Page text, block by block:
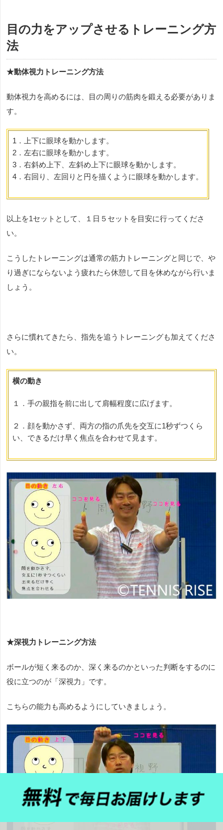
目の力をアップさせるトレーニング方
法
★動体視力トレーニング方法
動体視力を高めるには、目の周りの筋肉を鍛える必要がありま
す。
1．上下に眼球を動かします。
2 ．左右に眼球を動かします。
3 ．右斜め上下、左斜め上下に眼球を動かします。
4 ．右回り、左回りと円を描くように眼球を動かします。
以上を1セットとして、１日５セットを目安に行ってくださ
い。
こうしたトレーニングは通常の筋力トレーニングと同じで、や
り過ぎにならないよう疲れたら休憩して目を休めながら行いま
しょう。
さらに慣れてきたら、指先を追うトレーニングも加えてくださ
い。
横の動き
１．手の親指を前に出して肩幅程度に広げます。
２．顔を動かさず、両方の指の爪先を交互に1秒ずつくら
い、できるだけ早く焦点を合わせて見ます。
★深視力トレーニング方法
ボールが短く来るのか、深く来るのかといった判断をするのに
役に立つのが「深視力」です。
こちらの能力も高めるようにしていきましょう。